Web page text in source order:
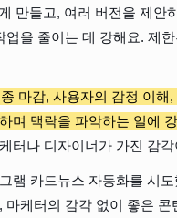
만들고, 여러 버전을 제안
업을 줄이는 데 강해요. 제
마감, 사용자의 감정 이
며 맥락을 파악하는 일에
터나 디자이너가 가진 감
램 카드뉴스 자동화를 시
마케터의 감각 없이 좋은